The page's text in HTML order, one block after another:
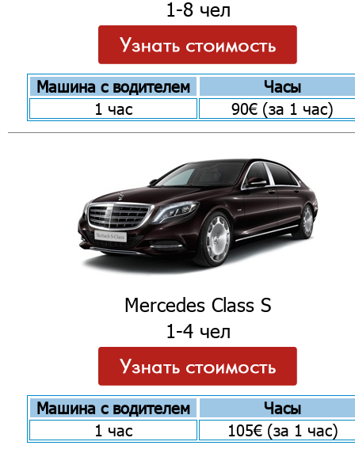
1-8 чел
Машина с водителем
Часы
1 час
90€ (за 1 час)
Mercedes Class S
1-4 чел
Машина с водителем
Часы
1 час
105€ (за 1 час)